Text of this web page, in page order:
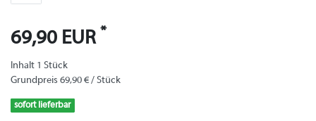
69,90 EUR *
Inhalt 1 Stück
Grundpreis 69,90 € / Stück
sofort lieferbar